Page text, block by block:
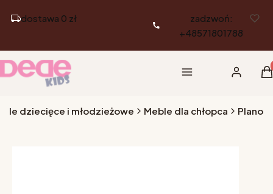
dostawa 0 zł
zadzwoń:
+48571801788
Menu Zaloguj się
dziecięce i młodzieżowe Meble dla chłopca Plano